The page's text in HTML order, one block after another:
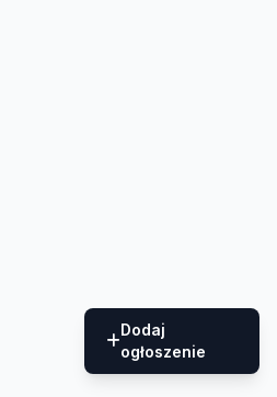
Dodaj
ogłoszenie